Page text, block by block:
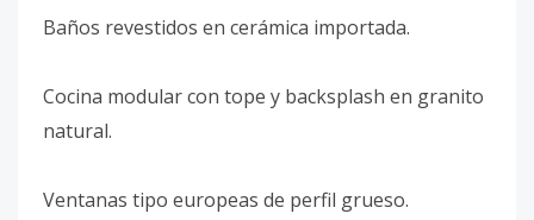
Baños revestidos en cerámica importada.
Cocina modular con tope y backsplash en granito
natural.
Ventanas tipo europeas de perfil grueso.